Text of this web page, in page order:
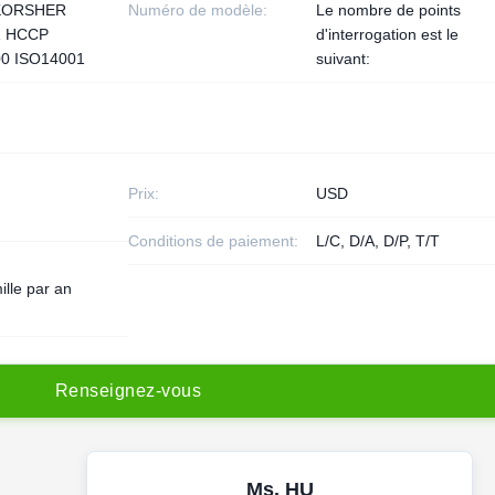
HCCP
ISO14001
Numéro de modèle:
Le nombre de points
d'interrogation est le
suivant:
Prix: USD
Conditions de paiement: L/C, D/A, D/P, T/T
par an
Renseignez-vous
Ms. HU